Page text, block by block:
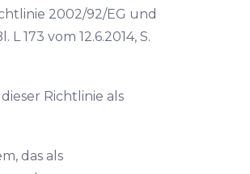
2002/92/EG und
173 vom 12.6.2014, S.
Richtlinie als
das als